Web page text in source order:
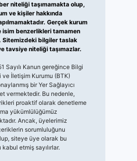
niteliği taşımamakta olup,
ve kişiler hakkında
Gerçek kurum
isim benzerlikleri tamamen
Sitemizdeki bilgiler taslak
tavsiye niteliği taşımazlar.
Sayılı Kanun gereğince Bilgi
İletişim Kurumu (BTK)
bir Yer Sağlayıcı
vermektedir. Bu nedenle,
proaktif olarak denetleme
yükümlülüğümüz
Ancak, üyelerimiz
sorumluluğunu
siteye üye olarak bu
etmiş sayılırlar.